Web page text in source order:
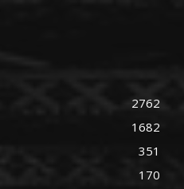
2762
1682
351
170